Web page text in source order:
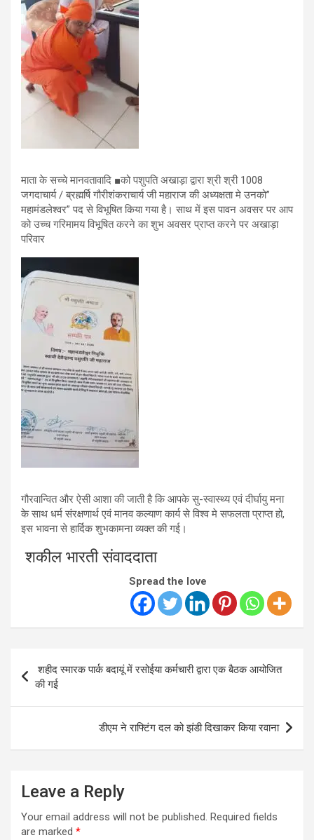
माता के सच्चे मानवतावादि ■को पशुपति अखाड़ा द्वारा श्री श्री 1008
जगदाचार्य / ब्रह्मर्षि गौरीशंकराचार्य जी महाराज की अध्यक्षता मे उनको”
महामंडलेश्वर” पद से विभूषित किया गया है। साथ में इस पावन अवसर पर आप
को उच्च गरिमामय विभूषित करने का शुभ अवसर प्राप्त करने पर अखाड़ा
परिवार
गौरवान्वित और ऐसी आशा की जाती है कि आपके सु-स्वास्थ्य एवं दीर्घायु मना
के साथ धर्म संरक्षणार्थ एवं मानव कल्याण कार्य से विश्व मे सफलता प्राप्त हो,
इस भावना से हार्दिक शुभकामना व्यक्त की गई।
शकील भारती संवाददाता
Spread the love
navigation
शहीद स्मारक पार्क बदायूं में रसोईया कर्मचारी द्वारा एक बैठक आयोजित
की गई
डीएम ने राफ्टिंग दल को झंडी दिखाकर किया रवाना
Leave a Reply
Your email address will not be published. Required fields
are marked *